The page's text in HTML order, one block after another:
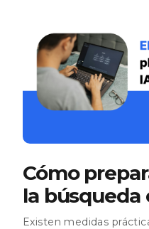
Cómo
la búsqueda
Existen medidas